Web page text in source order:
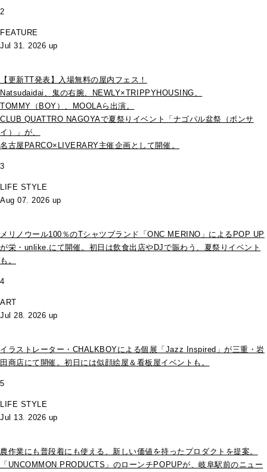
2
FEATURE
Jul 31. 2026 up
【更新TT発表】入場無料の屋内フェス！
Natsudaidai、鬼の右腕、NEWLY×TRIPPYHOUSING、
TOMMY（BOY）、MOOLAら出演。
CLUB QUATTRO NAGOYAで夏祭りイベント「ナゴパル盆祭（ボンサ
イ）」が、
名古屋PARCO×LIVERARY主催企画として開催。
3
LIFE STYLE
Aug 07. 2026 up
メリノウール100％のTシャツブランド「ONC MERINO」によるPOP UP
が栄・unlike.にて開催。初日は飲食出店やDJで賑わう、夏祭りイベント
も。
4
ART
Jul 28. 2026 up
イラストレーター・CHALKBOYによる個展「Jazz Inspired」が三重・岩
田商店にて開催。初日には似顔絵屋＆看板屋イベントも。
5
LIFE STYLE
Jul 13. 2026 up
農作業にも普段着にも使える、新しい価値を持ったプロダクトを提案。
「UNCOMMON PRODUCTS」のローンチPOPUPが、岐阜駅前のニュー